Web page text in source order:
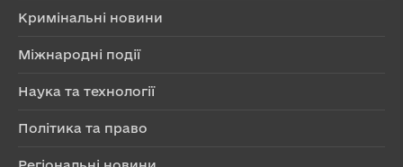
Кримінальні новини
Міжнародні події
Наука та технології
Політика та право